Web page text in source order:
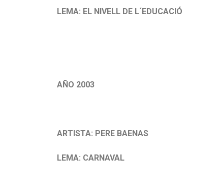
LEMA: EL NIVELL DE L´EDUCACIÓ
AÑO 2003
ARTISTA: PERE BAENAS
LEMA: CARNAVAL